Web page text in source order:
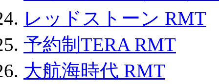
レッドストーン RMT
予約制TERA RMT
大航海時代 RMT